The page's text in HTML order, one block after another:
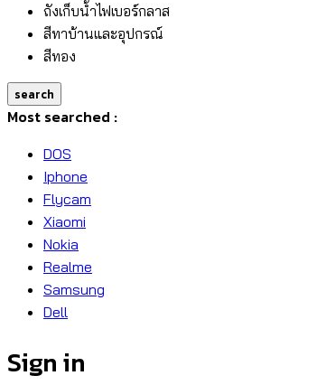
ถังเก็บน้ำไฟเบอร์กลาส
สีทาบ้านและอุปกรณ์
สีทอง
search
Most searched :
DOS
Iphone
Flycam
Xiaomi
Nokia
Realme
Samsung
Dell
Sign in